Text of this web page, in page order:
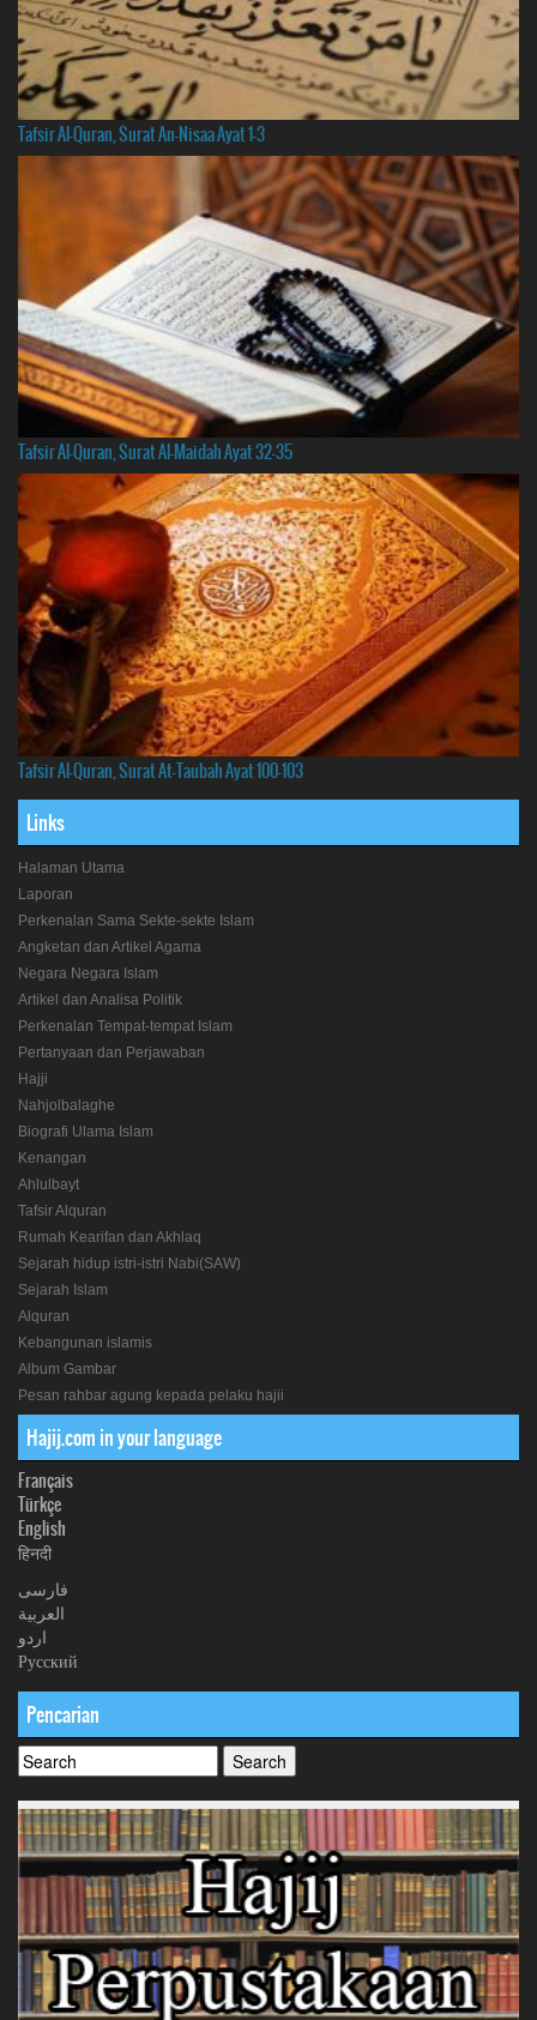
Tafsir Al-Quran, Surat An-Nisaa Ayat 1-3
Tafsir Al-Quran, Surat Al-Maidah Ayat 32-35
Tafsir Al-Quran, Surat At-Taubah Ayat 100-103
Links
Halaman Utama
Laporan
Perkenalan Sama Sekte-sekte Islam
Angketan dan Artikel Agama
Negara Negara Islam
Artikel dan Analisa Politik
Perkenalan Tempat-tempat Islam
Pertanyaan dan Perjawaban
Hajji
Nahjolbalaghe
Biografi Ulama Islam
Kenangan
Ahlulbayt
Tafsir Alquran
Rumah Kearifan dan Akhlaq
Sejarah hidup istri-istri Nabi(SAW)
Sejarah Islam
Alquran
Kebangunan islamis
Album Gambar
Pesan rahbar agung kepada pelaku hajii
Hajij.com in your language
Français
Türkçe
English
हिनदी
فارسی
العربیة
اردو
Русский
Pencarian